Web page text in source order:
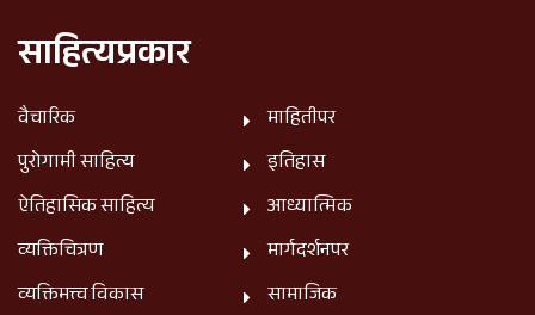
साहित्यप्रकार
वैचारिक
पुरोगामी साहित्य
ऐतिहासिक साहित्य
व्यक्तिचित्रण
व्यक्तिमत्त्व विकास
माहितीपर
इतिहास
आध्यात्मिक
मार्गदर्शनपर
सामाजिक